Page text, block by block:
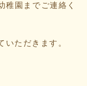
稚園までご連絡く
いただきます。